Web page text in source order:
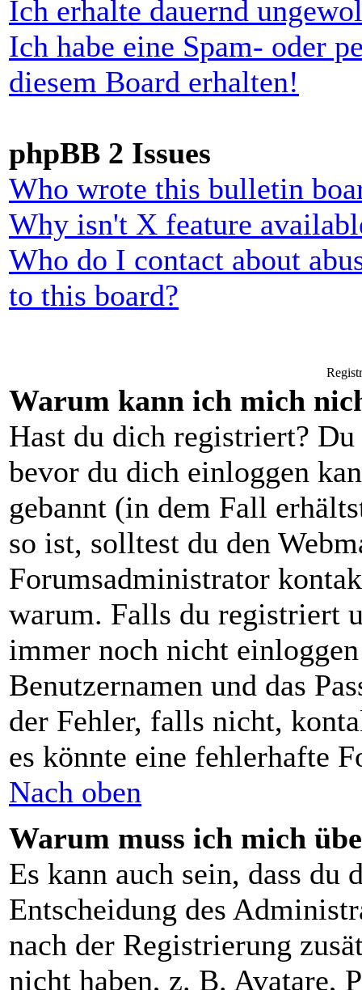
Ich erhalte dauernd
Ich habe eine Spam- oder
diesem Board erhalten!
phpBB 2 Issues
Who wrote this bulletin
Why isn't X feature
Who do I contact about
to this board?
Warum kann ich mich
Hast du dich registriert?
bevor du dich einloggen
gebannt (in dem Fall
so ist, solltest du den
Forumsadministrator
warum. Falls du registriert
immer noch nicht
Benutzernamen und das
der Fehler, falls nicht,
es könnte eine fehlerhafte
Nach oben
Warum muss ich mich
Es kann auch sein, dass du
Entscheidung des
nach der Registrierung
nicht haben, z. B. Avatare,